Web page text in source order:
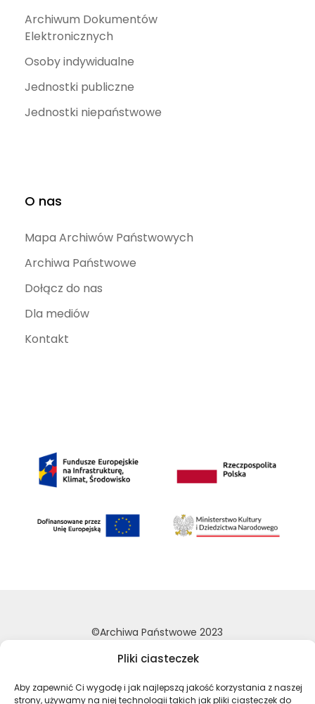
Pliki ciasteczek
Aby zapewnić Ci wygodę i jak najlepszą jakość korzystania z naszej
strony, używamy na niej technologii takich jak pliki ciasteczek do
Archiwum Dokumentów
Elektronicznych
Osoby indywidualne
Jednostki publiczne
Jednostki niepaństwowe
O nas
Mapa Archiwów Państwowych
Archiwa Państwowe
Dołącz do nas
Dla mediów
Kontakt
©Archiwa Państwowe 2023
Deklaracja dostępności
Polityka prywatności